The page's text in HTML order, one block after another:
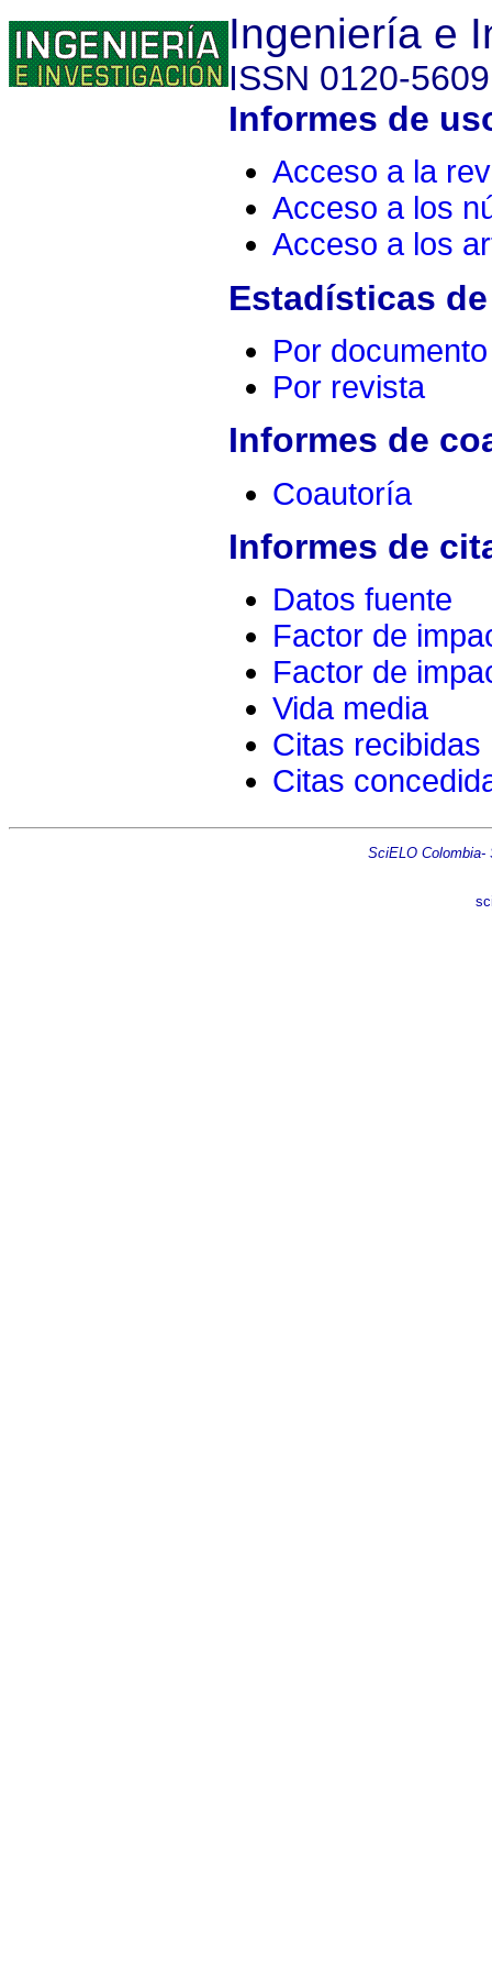
Ingeniería e
ISSN 0120-5609
Informes de
Acceso a la
Acceso a los
Acceso a los
Estadísticas
Por documento
Por revista
Informes de
Coautoría
Informes de
Datos fuente
Factor de
Factor de
Vida media
Citas recibidas
Citas
SciELO Colombia-